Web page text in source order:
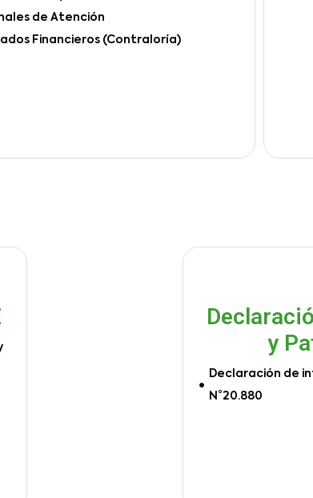
de Atención
Financieros (Contraloría)
y
Declaración de
N°20.880